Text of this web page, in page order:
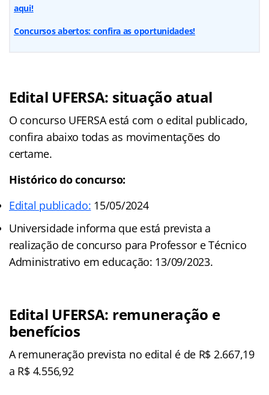
aqui!
Concursos abertos: confira as oportunidades!
Edital UFERSA: situação atual
O concurso UFERSA está com o edital publicado,
confira abaixo todas as movimentações do
certame.
Histórico do concurso:
Edital publicado: 15/05/2024
Universidade informa que está prevista a
realização de concurso para Professor e Técnico
Administrativo em educação: 13/09/2023.
Edital UFERSA: remuneração e
benefícios
A remuneração prevista no edital é de R$ 2.667,19
a R$ 4.556,92